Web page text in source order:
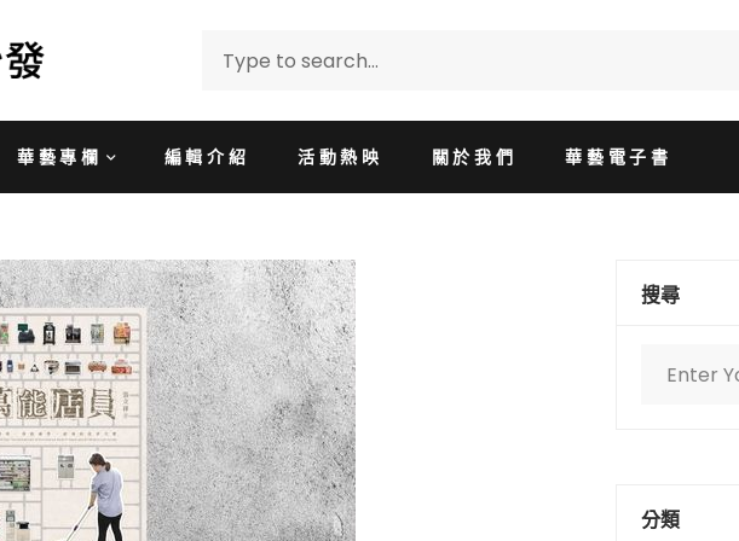
華藝專欄 編輯介紹 活動熱映 關於我們 華藝電子書
搜尋
分類